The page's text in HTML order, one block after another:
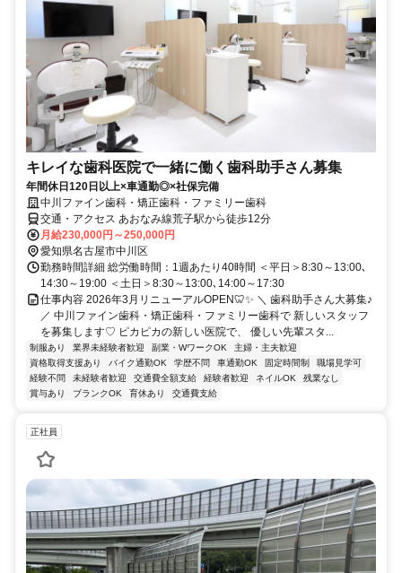
キレイな歯科医院で一緒に働く歯科助手さん募集
年間休日120日以上×車通勤◎×社保完備
中川ファイン歯科・矯正歯科・ファミリー歯科
交通・アクセス あおなみ線荒子駅から徒歩12分
月給230,000円～250,000円
愛知県名古屋市中川区
勤務時間詳細 総労働時間：1週あたり40時間 ＜平日＞8:30～13:00､
14:30～19:00 ＜土日＞8:30～13:00､14:00～17:30
仕事内容 2026年3月リニューアルOPEN🦷✨ ＼ 歯科助手さん大募集♪
／ 中川ファイン歯科・矯正歯科・ファミリー歯科で 新しいスタッフ
を募集します♡ ピカピカの新しい医院で、 優しい先輩スタ...
制服あり 業界未経験者歓迎 副業・WワークOK
主婦・主夫歓迎
資格取得支援あり
バイク通勤OK 学歴不問 車通勤OK 固定時間制
職場見学可
経験不問
未経験者歓迎 交通費全額支給 経験者歓迎 ネイルOK
残業なし
賞与あり
ブランクOK 育休あり 交通費支給
正社員